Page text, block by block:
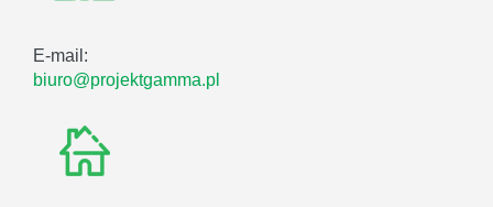
E-mail:
biuro@projektgamma.pl